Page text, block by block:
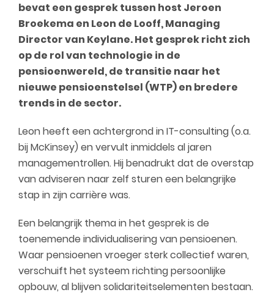
bevat een gesprek tussen host Jeroen
Broekema en Leon de Looff, Managing
Director van Keylane. Het gesprek richt zich
op de rol van technologie in de
pensioenwereld, de transitie naar het
nieuwe pensioenstelsel (WTP) en bredere
trends in de sector.
Leon heeft een achtergrond in IT-consulting (o.a.
bij McKinsey) en vervult inmiddels al jaren
managementrollen. Hij benadrukt dat de overstap
van adviseren naar zelf sturen een belangrijke
stap in zijn carrière was.
Een belangrijk thema in het gesprek is de
toenemende individualisering van pensioenen.
Waar pensioenen vroeger sterk collectief waren,
verschuift het systeem richting persoonlijke
opbouw, al blijven solidariteitselementen bestaan.